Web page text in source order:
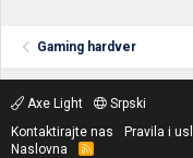
Gaming hardver
Axe Light
Srpski
Kontaktirajte nas
Pravila i
Naslovna
R